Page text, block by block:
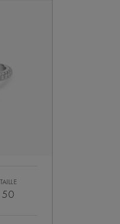
TAILLE
50